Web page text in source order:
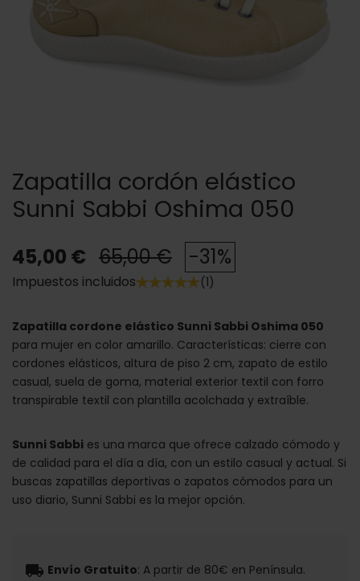
Zapatilla cordón elástico
Sunni Sabbi Oshima 050
45,00 € 65,00 € -31%
Impuestos incluidos (1)
Zapatilla cordone elástico Sunni Sabbi Oshima 050
para mujer en color amarillo. Características: cierre con
cordones elásticos, altura de piso 2 cm, zapato de estilo
casual, suela de goma, material exterior textil con forro
transpirable textil con plantilla acolchada y extraíble.
Sunni Sabbi es una marca que ofrece calzado cómodo y
de calidad para el día a día, con un estilo casual y actual. Si
buscas zapatillas deportivas o zapatos cómodos para un
uso diario, Sunni Sabbi es la mejor opción.
local_shipping Envío Gratuito: A partir de 80€ en Península.